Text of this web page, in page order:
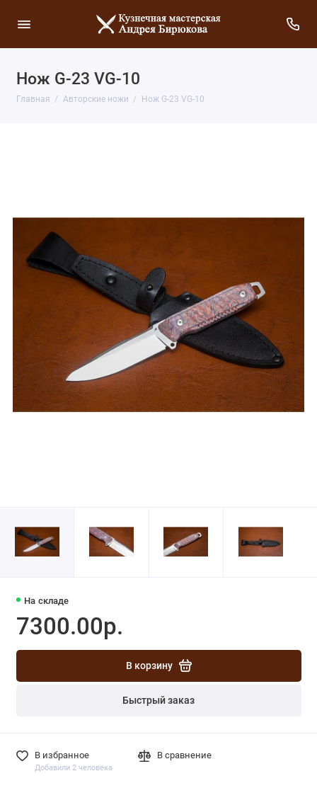
Нож G-23 VG-10
Главная Авторские ножи Нож G-23 VG-10
На складе
7300.00р.
В корзину
Быстрый заказ
В избранное
Добавили 2 человека
В сравнение